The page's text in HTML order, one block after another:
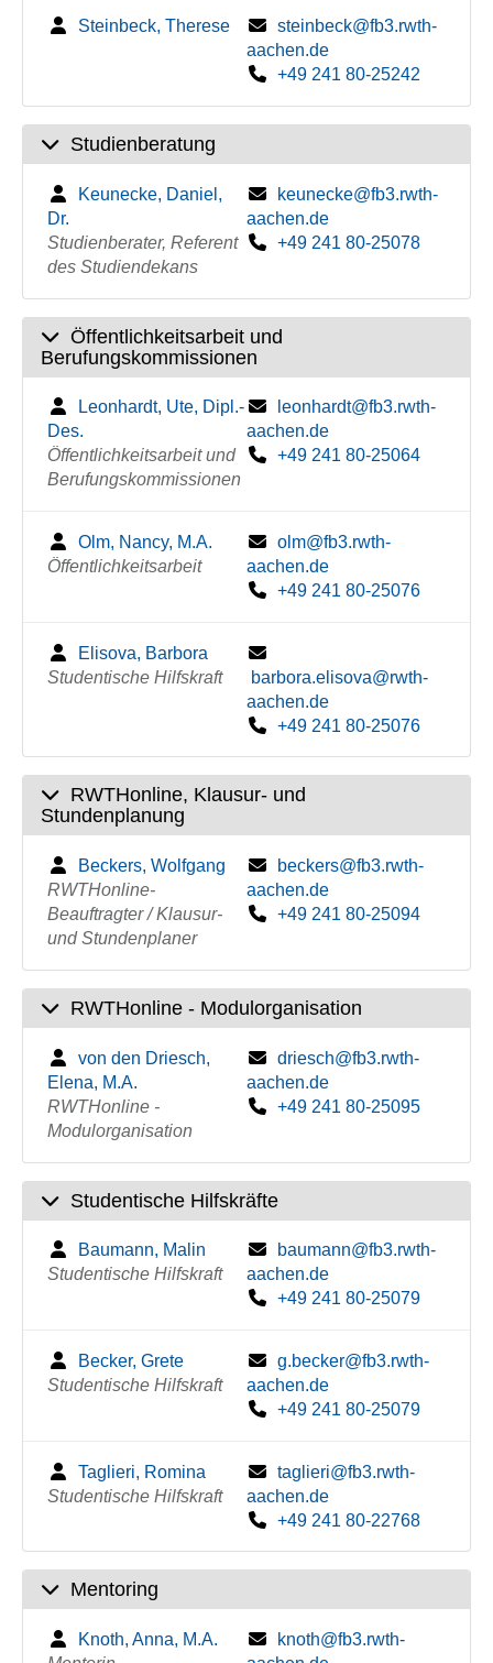
Steinbeck, Therese
steinbeck@fb3.rwth-
aachen.de
+49 241 80-25242
Studienberatung
Keunecke, Daniel,
Dr.
Studienberater, Referent
des Studiendekans
keunecke@fb3.rwth-
aachen.de
+49 241 80-25078
Öffentlichkeitsarbeit und
Berufungskommissionen
Leonhardt, Ute, Dipl.-
Des.
Öffentlichkeitsarbeit und
Berufungskommissionen
leonhardt@fb3.rwth-
aachen.de
+49 241 80-25064
Olm, Nancy, M.A.
Öffentlichkeitsarbeit
olm@fb3.rwth-
aachen.de
+49 241 80-25076
Elisova, Barbora
Studentische Hilfskraft
barbora.elisova@rwth-
aachen.de
+49 241 80-25076
RWTHonline, Klausur- und
Stundenplanung
Beckers, Wolfgang
RWTHonline-
Beauftragter / Klausur-
und Stundenplaner
beckers@fb3.rwth-
aachen.de
+49 241 80-25094
RWTHonline - Modulorganisation
von den Driesch,
Elena, M.A.
RWTHonline -
Modulorganisation
driesch@fb3.rwth-
aachen.de
+49 241 80-25095
Studentische Hilfskräfte
Baumann, Malin
Studentische Hilfskraft
baumann@fb3.rwth-
aachen.de
+49 241 80-25079
Becker, Grete
Studentische Hilfskraft
g.becker@fb3.rwth-
aachen.de
+49 241 80-25079
Taglieri, Romina
Studentische Hilfskraft
taglieri@fb3.rwth-
aachen.de
+49 241 80-22768
Mentoring
Knoth, Anna, M.A.
knoth@fb3.rwth-